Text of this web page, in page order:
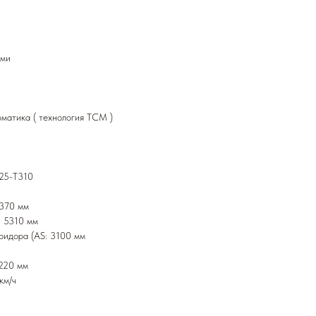
( технология TCM )
T310
мм
5310 мм
(AS: 3100 мм
мм
ч